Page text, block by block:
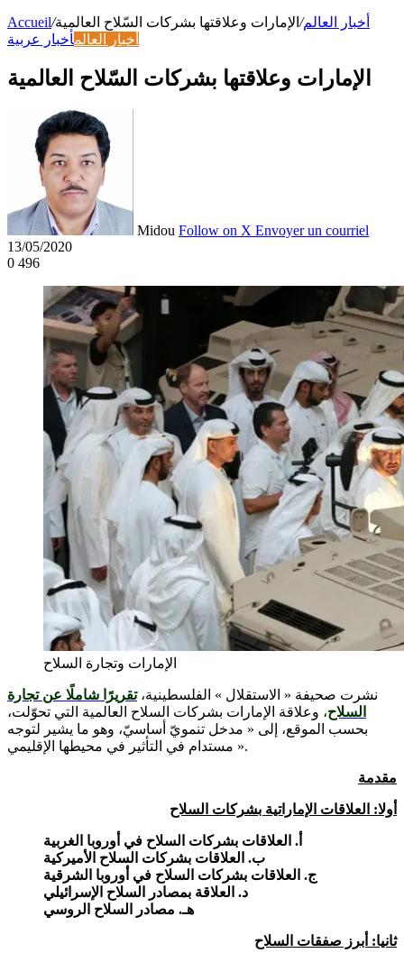
Accueil/ أخبار العالم/ الإمارات وعلاقتها بشركات السّلاح العالمية
أخبار العالمأخبار عربية
الإمارات وعلاقتها بشركات السّلاح العالمية
Midou Follow on X Envoyer un courriel
13/05/2020
0 496
الإمارات وتجارة السلاح
نشرت صحيفة « الاستقلال » الفلسطينية،تقريرًا شاملًا عن تجارة
السلاح، وعلاقة الإمارات بشركات السلاح العالمية التي تحوّلت،
بحسب الموقع، إلى « مدخل تنمويّ أساسيّ، وهو ما يشير لتوجه
مستدام في التأثير في محيطها الإقليمي ».
مقدمة
أولا: العلاقات الإماراتية بشركات السلاح
أ. العلاقات بشركات السلاح في أوروبا الغربية
ب. العلاقات بشركات السلاح الأميركية
ج. العلاقات بشركات السلاح في أوروبا الشرقية
د. العلاقة بمصادر السلاح الإسرائيلي
هـ. مصادر السلاح الروسي
ثانيا: أبرز صفقات السلاح